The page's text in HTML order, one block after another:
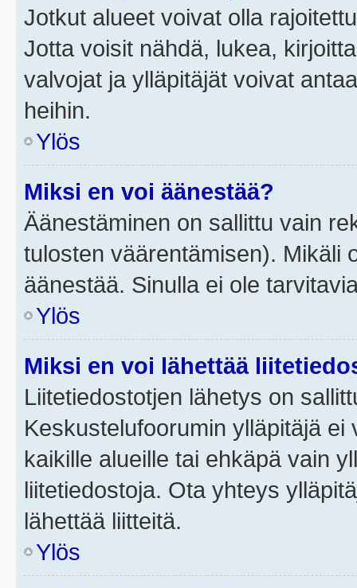
Jotkut alueet voivat olla
Jotta voisit nähdä, lukea,
valvojat ja ylläpitäjät voivat
heihin.
Ylös
Miksi en voi äänestää?
Äänestäminen on sallittu vain
tulosten väärentämisen). Mikäli
äänestää. Sinulla ei ole
Ylös
Miksi en voi lähettää
Liitetiedostotjen lähetys on
Keskustelufoorumin ylläpitäjä
kaikille alueille tai ehkäpä vain
liitetiedostoja. Ota yhteys
lähettää liitteitä.
Ylös